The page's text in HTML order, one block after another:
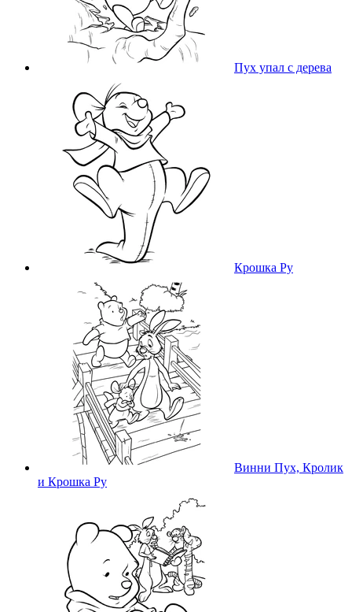
Пух упал с дерева
Крошка Ру
Винни Пух, Кролик
и Крошка Ру